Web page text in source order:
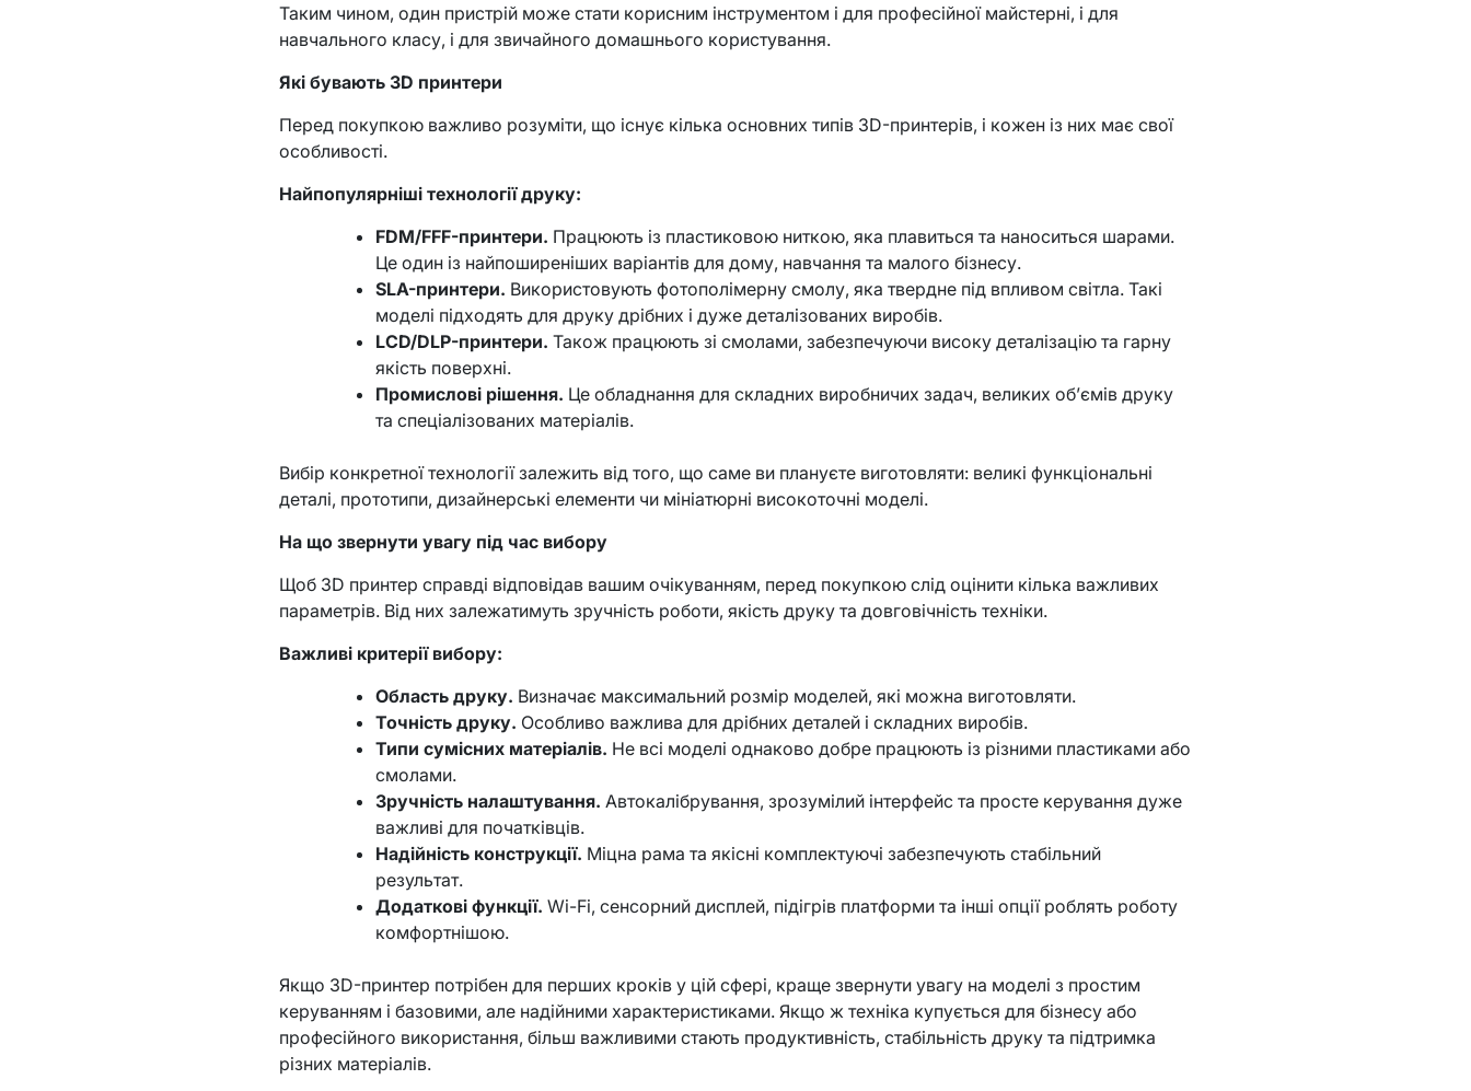
Таким чином, один пристрій може стати корисним інструментом і для професійної майстерні, і для
навчального класу, і для звичайного домашнього користування.
Які бувають 3D принтери
Перед покупкою важливо розуміти, що існує кілька основних типів 3D-принтерів, і кожен із них має свої
особливості.
Найпопулярніші технології друку:
FDM/FFF-принтери. Працюють із пластиковою ниткою, яка плавиться та наноситься шарами.
Це один із найпоширеніших варіантів для дому, навчання та малого бізнесу.
SLA-принтери. Використовують фотополімерну смолу, яка твердне під впливом світла. Такі
моделі підходять для друку дрібних і дуже деталізованих виробів.
LCD/DLP-принтери. Також працюють зі смолами, забезпечуючи високу деталізацію та гарну
якість поверхні.
Промислові рішення. Це обладнання для складних виробничих задач, великих об’ємів друку
та спеціалізованих матеріалів.
Вибір конкретної технології залежить від того, що саме ви плануєте виготовляти: великі функціональні
деталі, прототипи, дизайнерські елементи чи мініатюрні високоточні моделі.
На що звернути увагу під час вибору
Щоб 3D принтер справді відповідав вашим очікуванням, перед покупкою слід оцінити кілька важливих
параметрів. Від них залежатимуть зручність роботи, якість друку та довговічність техніки.
Важливі критерії вибору:
Область друку. Визначає максимальний розмір моделей, які можна виготовляти.
Точність друку. Особливо важлива для дрібних деталей і складних виробів.
Типи сумісних матеріалів. Не всі моделі однаково добре працюють із різними пластиками або
смолами.
Зручність налаштування. Автокалібрування, зрозумілий інтерфейс та просте керування дуже
важливі для початківців.
Надійність конструкції. Міцна рама та якісні комплектуючі забезпечують стабільний
результат.
Додаткові функції. Wi-Fi, сенсорний дисплей, підігрів платформи та інші опції роблять роботу
комфортнішою.
Якщо 3D-принтер потрібен для перших кроків у цій сфері, краще звернути увагу на моделі з простим
керуванням і базовими, але надійними характеристиками. Якщо ж техніка купується для бізнесу або
професійного використання, більш важливими стають продуктивність, стабільність друку та підтримка
різних матеріалів.